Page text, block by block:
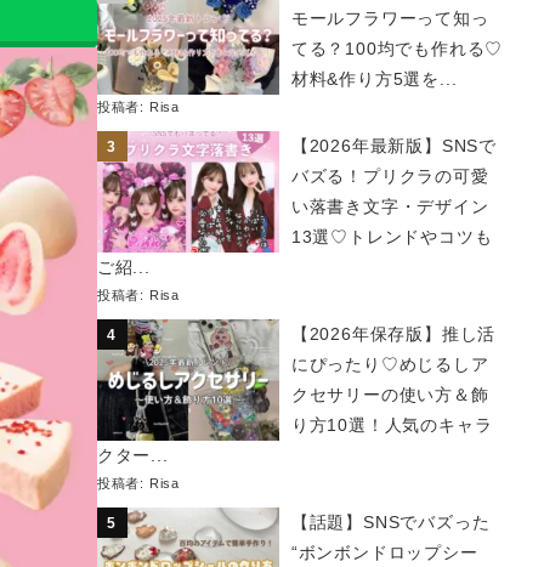
モールフラワーって知っ
てる？100均でも作れる♡
材料&作り方5選を...
投稿者: Risa
【2026年最新版】SNSで
バズる！プリクラの可愛
い落書き文字・デザイン
13選♡トレンドやコツも
ご紹...
投稿者: Risa
【2026年保存版】推し活
にぴったり♡めじるしア
クセサリーの使い方＆飾
り方10選！人気のキャラ
クター...
投稿者: Risa
【話題】SNSでバズった
“ボンボンドロップシー